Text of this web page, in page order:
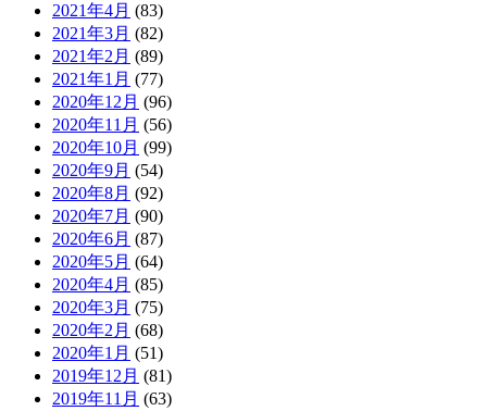
2021年4月 (83)
2021年3月 (82)
2021年2月 (89)
2021年1月 (77)
2020年12月 (96)
2020年11月 (56)
2020年10月 (99)
2020年9月 (54)
2020年8月 (92)
2020年7月 (90)
2020年6月 (87)
2020年5月 (64)
2020年4月 (85)
2020年3月 (75)
2020年2月 (68)
2020年1月 (51)
2019年12月 (81)
2019年11月 (63)